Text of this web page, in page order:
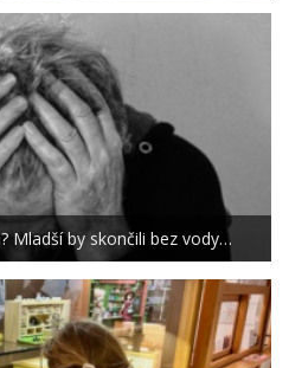
Mladší by skončili bez vody…